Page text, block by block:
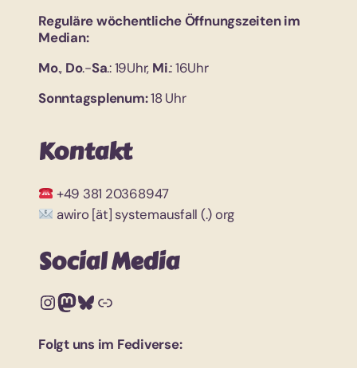
Reguläre wöchentliche Öffnungszeiten im
Median:
Mo., Do.-Sa.: 19Uhr, Mi.: 16Uhr
Sonntagsplenum:18 Uhr
Kontakt
+49 381 20368947
awiro [ät] systemausfall (.) org
Social Media
InstagramMastodon Bluesky Link
Folgt uns im Fediverse: